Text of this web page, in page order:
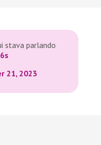
stava parlando
21, 2023